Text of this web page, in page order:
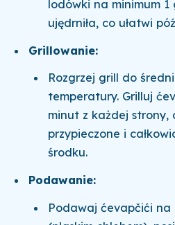
lodówki na minimum 1
ujędrniła, co ułatwi
Grillowanie:
Rozgrzej grill do
temperatury. Grilluj
minut z każdej strony,
przypieczone i
środku.
Podawanie:
Podawaj ćevapčići na